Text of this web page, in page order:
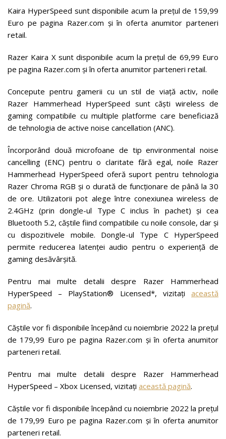
Kaira HyperSpeed sunt disponibile acum la prețul de 159,99
Euro pe pagina Razer.com și în oferta anumitor parteneri
retail.
Razer Kaira X sunt disponibile acum la prețul de 69,99 Euro
pe pagina Razer.com și în oferta anumitor parteneri retail.
Concepute pentru gamerii cu un stil de viață activ, noile
Razer Hammerhead HyperSpeed sunt căști wireless de
gaming compatibile cu multiple platforme care beneficiază
de tehnologia de active noise cancellation (ANC).
Încorporând două microfoane de tip environmental noise
cancelling (ENC) pentru o claritate fără egal, noile Razer
Hammerhead HyperSpeed oferă suport pentru tehnologia
Razer Chroma RGB și o durată de funcționare de până la 30
de ore. Utilizatorii pot alege între conexiunea wireless de
2.4GHz (prin dongle-ul Type C inclus în pachet) și cea
Bluetooth 5.2, căștile fiind compatibile cu noile console, dar și
cu dispozitivele mobile. Dongle-ul Type C HyperSpeed
permite reducerea latenței audio pentru o experiență de
gaming desăvârșită.
Pentru mai multe detalii despre Razer Hammerhead
HyperSpeed – PlayStation® Licensed*, vizitați această
pagină.
Căștile vor fi disponibile începând cu noiembrie 2022 la prețul
de 179,99 Euro pe pagina Razer.com și în oferta anumitor
parteneri retail.
Pentru mai multe detalii despre Razer Hammerhead
HyperSpeed – Xbox Licensed, vizitați această pagină.
Căștile vor fi disponibile începând cu noiembrie 2022 la prețul
de 179,99 Euro pe pagina Razer.com și în oferta anumitor
parteneri retail.